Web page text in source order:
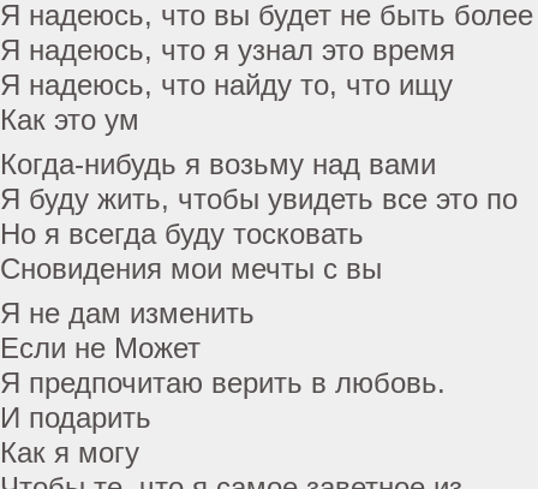
Я надеюсь, что вы будет не быть
Я надеюсь, что я узнал это время
Я надеюсь, что найду то, что ищу
Как это ум
Когда-нибудь я возьму над вами
Я буду жить, чтобы увидеть все это по
Но я всегда буду тосковать
Сновидения мои мечты с вы
Я не дам изменить
Если не Может
Я предпочитаю верить в любовь.
И подарить
Как я могу